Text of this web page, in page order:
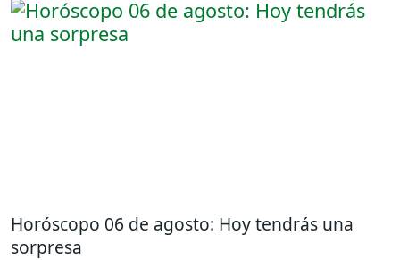
Horóscopo 06 de agosto: Hoy tendrás una
sorpresa